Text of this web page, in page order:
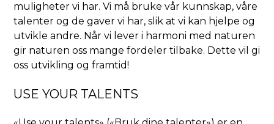
muligheter vi har. Vi må bruke vår kunnskap, våre
talenter og de gaver vi har, slik at vi kan hjelpe og
utvikle andre. Når vi lever i harmoni med naturen
gir naturen oss mange fordeler tilbake. Dette vil gi
oss utvikling og framtid!
USE YOUR TALENTS